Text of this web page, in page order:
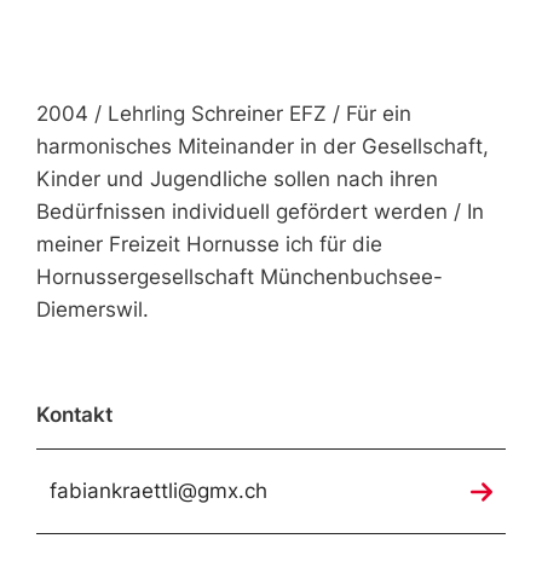
2004 / Lehrling Schreiner EFZ / Für ein
harmonisches Miteinander in der Gesellschaft,
Kinder und Jugendliche sollen nach ihren
Bedürfnissen individuell gefördert werden / In
meiner Freizeit Hornusse ich für die
Hornussergesellschaft Münchenbuchsee-
Diemerswil.
Kontakt
fabiankraettli@gmx.ch